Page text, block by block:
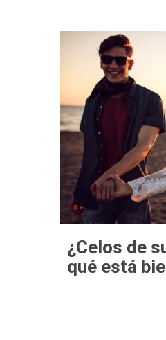
¿Celos de
qué está